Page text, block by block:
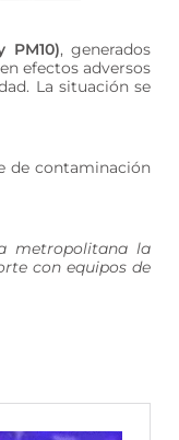
PM10), generados
efectos adversos
La situación se
de contaminación
metropolitana la
con equipos de